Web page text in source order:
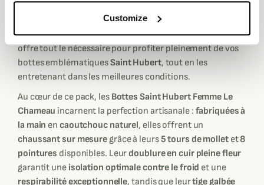
Customize
artisanal français dans un ensemble complet pensé pour
chasse et d’activités en plein air
Véritable hommage à la tradition et à la qualité, ce coffret
offre tout le nécessaire pour profiter pleinement de vos
bottes emblématiquesSaint Hubert, tout en les
entretenant dans les meilleures conditions.
Au cœur de ce pack, les Bottes Saint Hubert Femme Le
Chameau incarnent la perfection artisanale : fabriquées à
la main en caoutchouc naturel, elles offrent un
chaussant sur mesuregrâce à leurs5 tours de molletet8
pointures disponibles. Leurdoublure en cuir pleine fleur
garantit une isolation optimale contre le froid et une
respirabilité exceptionnelle, tandis que leurtige galbée